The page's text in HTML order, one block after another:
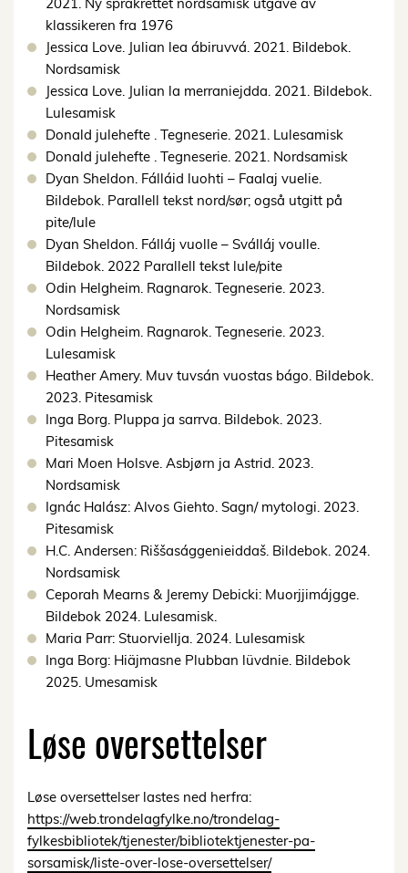
klassikeren fra 1976
Jessica Love. Julian lea ábiruvvá. 2021. Bildebok.
Nordsamisk
Jessica Love. Julian la merraniejdda. 2021. Bildebok.
Lulesamisk
Donald julehefte . Tegneserie. 2021. Lulesamisk
Donald julehefte . Tegneserie. 2021. Nordsamisk
Dyan Sheldon. Fálláid luohti – Faalaj vuelie.
Bildebok. Parallell tekst nord/sør; også utgitt på
pite/lule
Dyan Sheldon. Fálláj vuolle – Sválláj voulle.
Bildebok. 2022 Parallell tekst lule/pite
Odin Helgheim. Ragnarok. Tegneserie. 2023.
Nordsamisk
Odin Helgheim. Ragnarok. Tegneserie. 2023.
Lulesamisk
Heather Amery. Muv tuvsán vuostas bágo. Bildebok.
2023. Pitesamisk
Inga Borg. Pluppa ja sarrva. Bildebok. 2023.
Pitesamisk
Mari Moen Holsve. Asbjørn ja Astrid. 2023.
Nordsamisk
Ignác Halász: Alvos Giehto. Sagn/ mytologi. 2023.
Pitesamisk
H.C. Andersen: Riššasággenieiddaš. Bildebok. 2024.
Nordsamisk
Ceporah Mearns & Jeremy Debicki: Muorjjimájgge.
Bildebok 2024. Lulesamisk.
Maria Parr: Stuorviellja. 2024. Lulesamisk
Inga Borg: Hiäjmasne Plubban lüvdnie. Bildebok
2025. Umesamisk
Løse oversettelser
Løse oversettelser lastes ned herfra:
https://web.trondelagfylke.no/trondelag-
fylkesbibliotek/tjenester/bibliotektjenester-pa-
sorsamisk/liste-over-lose-oversettelser/